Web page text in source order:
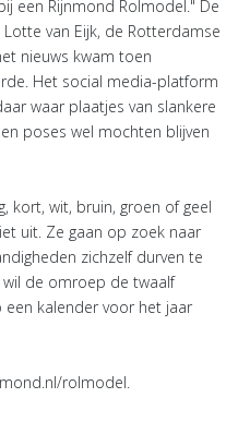
een Rijnmond Rolmodel." De
van Eijk, de Rotterdamse
nieuws kwam toen
Het social media-platform
waar plaatjes van slankere
poses wel mochten blijven
kort, wit, bruin, groen of geel
uit. Ze gaan op zoek naar
zichzelf durven te
wil de omroep de twaalf
kalender voor het jaar
rolmodel.